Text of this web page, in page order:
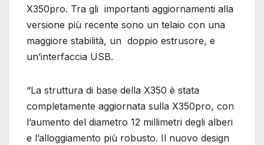
X350pro. Tra gli importanti aggiornamenti alla
versione più recente sono un telaio con una
maggiore stabilità, un doppio estrusore, e
un’interfaccia USB.
“La struttura di base della X350 è stata
completamente aggiornata sulla X350pro, con
l’aumento del diametro 12 millimetri degli alberi
e l’alloggiamento più robusto. Il nuovo design